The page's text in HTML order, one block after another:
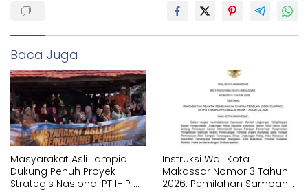
Baca Juga
Masyarakat Asli Lampia
Dukung Penuh Proyek
Strategis Nasional PT IHIP di
Instruksi Wali Kota
Makassar Nomor 3 Tahun
2026: Pemilahan Sampah